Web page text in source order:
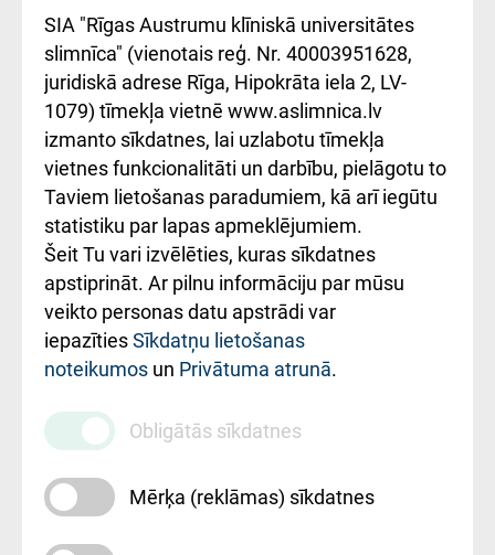
atsauksmju/sūdzību
iesniegšanas
kārtība
Kā pie mums nokļūt
Rēķinu apmaksas
ceļvedis
Rekvizīti un
ārstniecības
iestādes kods
010000234
Maksas
pakalpojumu
cenrādis
Підтримка Східної
лікарні та співпраця з
Україною
SIA "Rīgas Austrumu klīniskā universitātes
slimnīca" (vienotais reģ. Nr. 40003951628,
juridiskā adrese Rīga, Hipokrāta iela 2, LV-
1079) tīmekļa vietnē www.aslimnica.lv
izmanto sīkdatnes, lai uzlabotu tīmekļa
vietnes funkcionalitāti un darbību, pielāgotu to
Taviem lietošanas paradumiem, kā arī iegūtu
statistiku par lapas apmeklējumiem.
Šeit Tu vari izvēlēties, kuras sīkdatnes
apstiprināt. Ar pilnu informāciju par mūsu
veikto personas datu apstrādi var
iepazītiesSīkdatņu lietošanas
noteikumos un Privātuma atrunā.
Obligātās sīkdatnes
Mērķa (reklāmas) sīkdatnes